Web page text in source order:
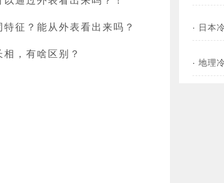
征？能从外表看出来吗？
，有啥区别？
· 日本
· 地理